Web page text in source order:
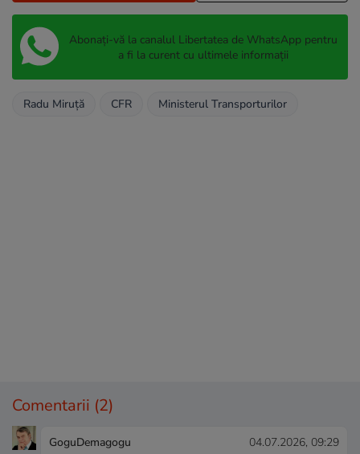
Abonați-vă la canalul Libertatea de WhatsApp pentru
a fi la curent cu ultimele informații
Radu Miruță CFR Ministerul Transporturilor
Comentarii (2)
GoguDemagogu 04.07.2026, 09:29